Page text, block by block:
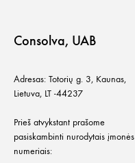
Consolva, UAB
Adresas: Totorių g. 3, Kaunas,
Lietuva, LT -44237
Prieš atvykstant prašome
pasiskambinti nurodytais įmonės
numeriais: